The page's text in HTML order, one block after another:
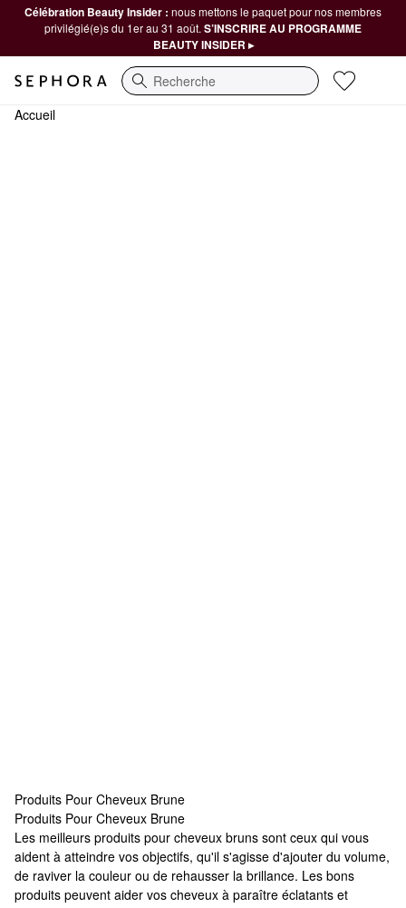
Célébration Beauty Insider : nous mettons le paquet pour nos membres
privilégié(e)s du 1er au 31 août. S’INSCRIRE AU PROGRAMME
BEAUTY INSIDER ▸
Recherche
Accueil
Produits Pour Cheveux Brune
Produits Pour Cheveux Brune
Produits Pour Cheveux Brune
Les meilleurs produits pour cheveux bruns sont ceux qui vous
aident à atteindre vos objectifs, qu'il s'agisse d'ajouter du volume,
de raviver la couleur ou de rehausser la brillance. Les bons
produits peuvent aider vos cheveux à paraître éclatants et